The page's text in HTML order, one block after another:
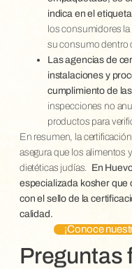
indica en el
los consumidores la
su consumo dentro
Las agencias de
instalaciones y
cumplimiento de
inspecciones no
productos para
En resumen, la
asegura que los alimentos
dietéticas judías.
En
especializada kosher que
con el sello de la
calidad.
¡Conoce
Preguntas